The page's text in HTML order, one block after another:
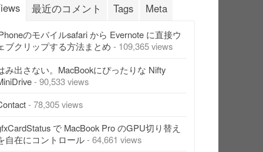
最近のコメント Tags Meta
のモバイルsafari から Evernote に直接ウ
ブクリップする方法まとめ - 109,365 views
み出さない。MacBookにぴったりな Nifty
- 90,533 views
- 78,305 views
で MacBook Pro のGPU切り替え
自在にコントロール- 64,661 views